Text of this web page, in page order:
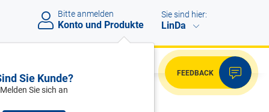
Bitte anmelden
Konto und Produkte
Sie Kunde?
Melden Sie sich an
Sie sind hier:
LinDa
FEEDBACK